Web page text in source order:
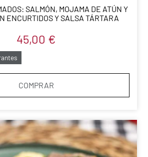
SALMÓN, MOJAMA DE ATÚN Y
ENCURTIDOS Y SALSA TÁRTARA
45,00 €
COMPRAR